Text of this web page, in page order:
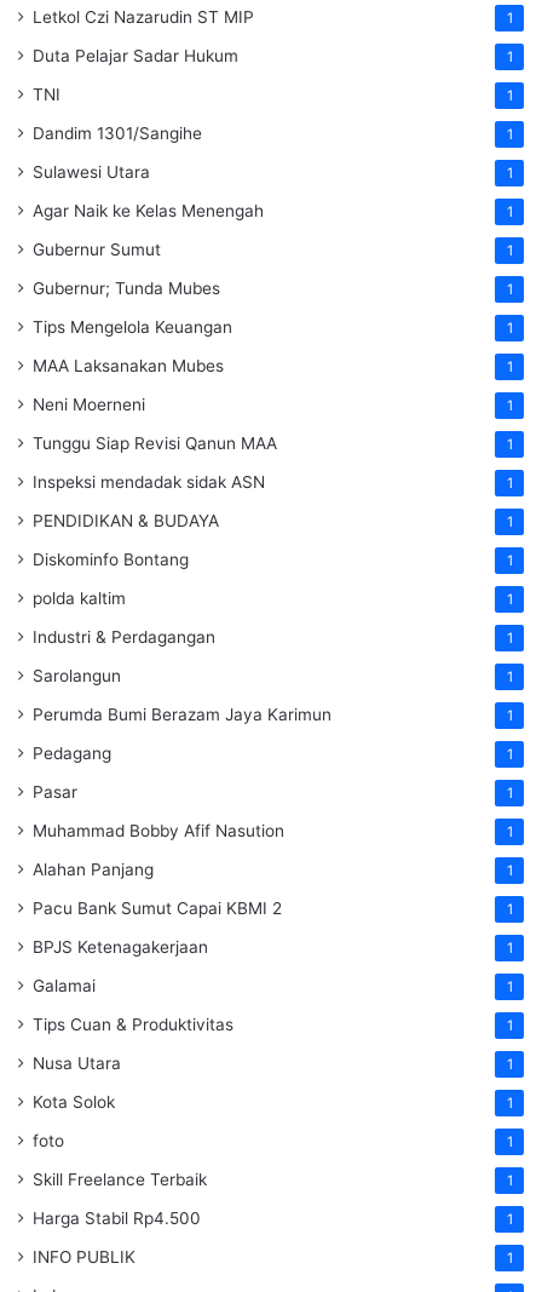
Letkol Czi Nazarudin ST MIP 1
Duta Pelajar Sadar Hukum 1
TNI 1
Dandim 1301/Sangihe 1
Sulawesi Utara 1
Agar Naik ke Kelas Menengah 1
Gubernur Sumut 1
Gubernur; Tunda Mubes 1
Tips Mengelola Keuangan 1
MAA Laksanakan Mubes 1
Neni Moerneni 1
Tunggu Siap Revisi Qanun MAA 1
Inspeksi mendadak sidak ASN 1
PENDIDIKAN & BUDAYA 1
Diskominfo Bontang 1
polda kaltim 1
Industri & Perdagangan 1
Sarolangun 1
Perumda Bumi Berazam Jaya Karimun 1
Pedagang 1
Pasar 1
Muhammad Bobby Afif Nasution 1
Alahan Panjang 1
Pacu Bank Sumut Capai KBMI 2 1
BPJS Ketenagakerjaan 1
Galamai 1
Tips Cuan & Produktivitas 1
Nusa Utara 1
Kota Solok 1
foto 1
Skill Freelance Terbaik 1
Harga Stabil Rp4.500 1
INFO PUBLIK 1